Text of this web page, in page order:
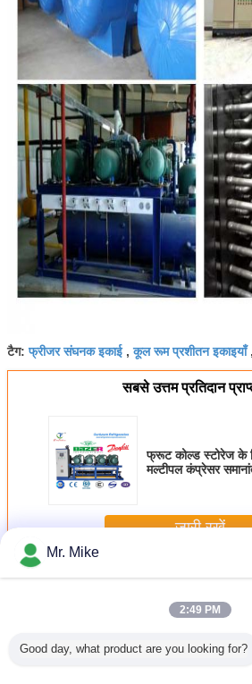
टैग:फ्रीजर संघनक इकाई,कूल रूम प्रशीतन इकाइयाँ
सबसे उत्तम प्रतिदान
फ्रूट कोल्ड स्टोरेज के
मल्टीपल कंप्रेसर
जारी रखें
अधिककोल्ड स्टोरेज कंप्रेसर रैक
Mr. Mike
2:49 PM
Good day, what product are you looking for?